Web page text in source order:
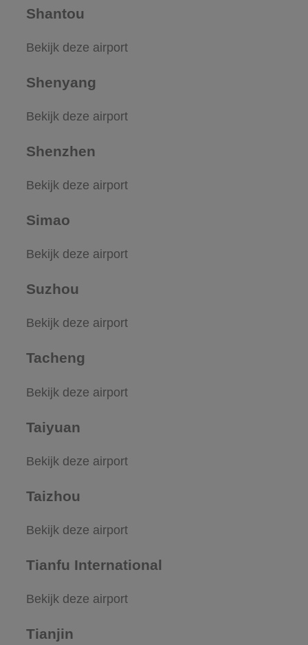
Shantou
Bekijk deze airport
Shenyang
Bekijk deze airport
Shenzhen
Bekijk deze airport
Simao
Bekijk deze airport
Suzhou
Bekijk deze airport
Tacheng
Bekijk deze airport
Taiyuan
Bekijk deze airport
Taizhou
Bekijk deze airport
Tianfu International
Bekijk deze airport
Tianjin